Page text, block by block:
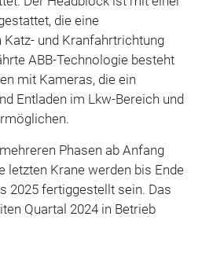
die eine
und Kranfahrtrichtung
ABB-Technologie besteht
mit Kameras, die ein
Entladen im Lkw-Bereich und
Phasen ab Anfang
letzten Krane werden bis Ende
2025 fertiggestellt sein. Das
Quartal 2024 in Betrieb